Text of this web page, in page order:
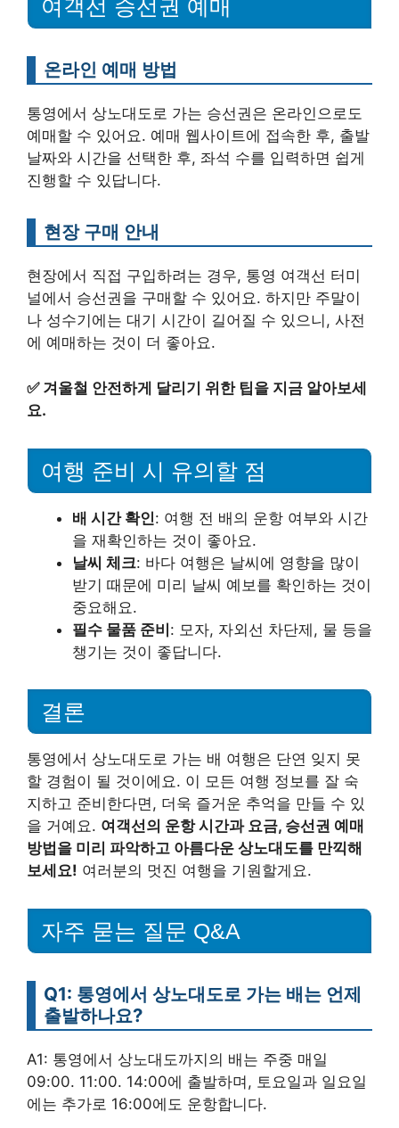
여객선 승선권 예매
온라인 예매 방법
통영에서 상노대도로 가는 승선권은 온라인으로도
예매할 수 있어요. 예매 웹사이트에 접속한 후, 출발
날짜와 시간을 선택한 후, 좌석 수를 입력하면 쉽게
진행할 수 있답니다.
현장 구매 안내
현장에서 직접 구입하려는 경우, 통영 여객선 터미
널에서 승선권을 구매할 수 있어요. 하지만 주말이
나 성수기에는 대기 시간이 길어질 수 있으니, 사전
에 예매하는 것이 더 좋아요.
✅ 겨울철 안전하게 달리기 위한 팁을 지금 알아보세
요.
여행 준비 시 유의할 점
배 시간 확인: 여행 전 배의 운항 여부와 시간
을 재확인하는 것이 좋아요.
날씨 체크: 바다 여행은 날씨에 영향을 많이
받기 때문에 미리 날씨 예보를 확인하는 것이
중요해요.
필수 물품 준비: 모자, 자외선 차단제, 물 등을
챙기는 것이 좋답니다.
결론
통영에서 상노대도로 가는 배 여행은 단연 잊지 못
할 경험이 될 것이에요. 이 모든 여행 정보를 잘 숙
지하고 준비한다면, 더욱 즐거운 추억을 만들 수 있
을 거예요. 여객선의 운항 시간과 요금, 승선권 예매
방법을 미리 파악하고 아름다운 상노대도를 만끽해
보세요! 여러분의 멋진 여행을 기원할게요.
자주 묻는 질문 Q&A
Q1: 통영에서 상노대도로 가는 배는 언제
출발하나요?
A1: 통영에서 상노대도까지의 배는 주중 매일
09:00. 11:00. 14:00에 출발하며, 토요일과 일요일
에는 추가로 16:00에도 운항합니다.